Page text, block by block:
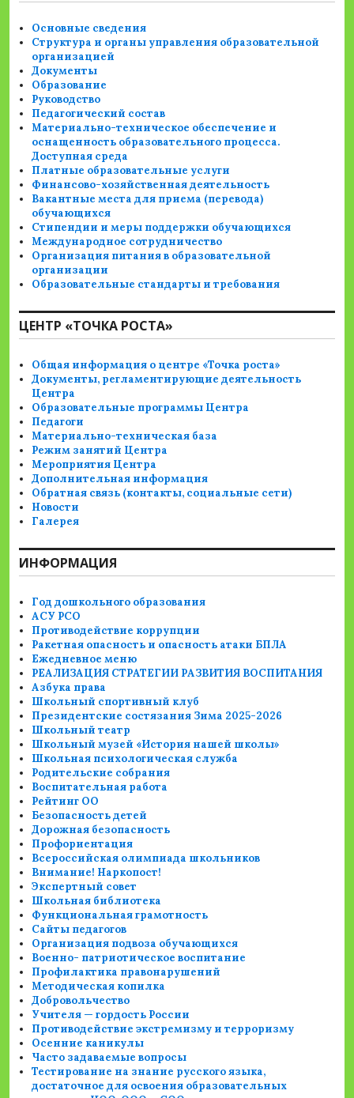
Основные сведения
Структура и органы управления образовательной
организацией
Документы
Образование
Руководство
Педагогический состав
Материально-техническое обеспечение и
оснащенность образовательного процесса.
Доступная среда
Платные образовательные услуги
Финансово-хозяйственная деятельность
Вакантные места для приема (перевода)
обучающихся
Стипендии и меры поддержки обучающихся
Международное сотрудничество
Организация питания в образовательной
организации
Образовательные стандарты и требования
ЦЕНТР «ТОЧКА РОСТА»
Общая информация о центре «Точка роста»
Документы, регламентирующие деятельность
Центра
Образовательные программы Центра
Педагоги
Материально-техническая база
Режим занятий Центра
Мероприятия Центра
Дополнительная информация
Обратная связь (контакты, социальные сети)
Новости
Галерея
ИНФОРМАЦИЯ
Год дошкольного образования
АСУ РСО
Противодействие коррупции
Ракетная опасность и опасность атаки БПЛА
Ежедневное меню
РЕАЛИЗАЦИЯ СТРАТЕГИИ РАЗВИТИЯ ВОСПИТАНИЯ
Азбука права
Школьный спортивный клуб
Президентские состязания Зима 2025-2026
Школьный театр
Школьный музей «История нашей школы»
Школьная психологическая служба
Родительские собрания
Воспитательная работа
Рейтинг ОО
Безопасность детей
Дорожная безопасность
Профориентация
Всероссийская олимпиада школьников
Внимание! Наркопост!
Экспертный совет
Школьная библиотека
Функциональная грамотность
Сайты педагогов
Организация подвоза обучающихся
Военно- патриотическое воспитание
Профилактика правонарушений
Методическая копилка
Добровольчество
Учителя — гордость России
Противодействие экстремизму и терроризму
Осенние каникулы
Часто задаваемые вопросы
Тестирование на знание русского языка,
достаточное для освоения образовательных